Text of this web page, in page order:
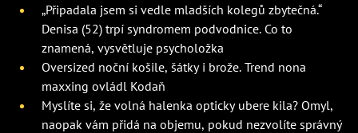
„Připadala jsem si vedle mladších kolegů zbytečná.“
Denisa (52) trpí syndromem podvodnice. Co to
znamená, vysvětluje psycholožka
Oversized noční košile, šátky i brože. Trend nona
maxxing ovládl Kodaň
Myslíte si, že volná halenka opticky ubere kila? Omyl,
naopak vám přidá na objemu, pokud nezvolíte správný